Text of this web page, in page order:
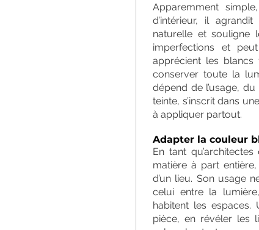
Apparemment
d’intérieur, il
naturelle et souligne
imperfections et
apprécient les blancs
conserver toute la
dépend de l’usage,
teinte, s’inscrit dans
à appliquer partout.
Adapter la couleur
En tant
matière à part
d’un lieu. Son usage
celui entre la
habitent les
pièce, en révéler les